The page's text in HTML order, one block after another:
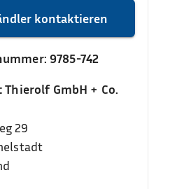
kontaktieren
9785-742
GmbH + Co.
29